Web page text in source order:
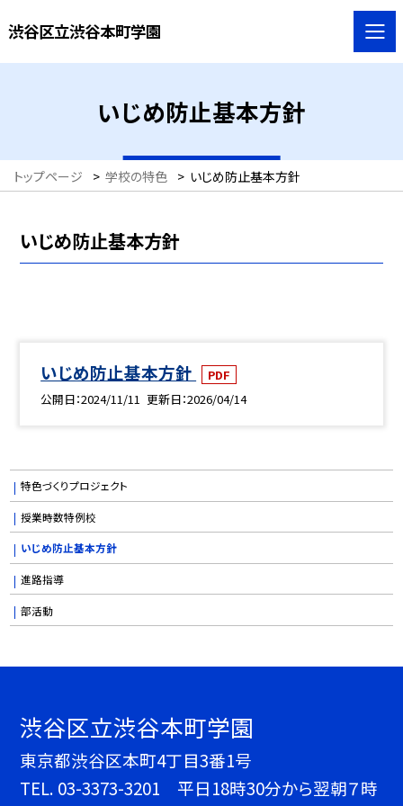
渋谷区立渋谷本町学園
いじめ防止基本方針
トップページ > 学校の特色 > いじめ防止基本方針
いじめ防止基本方針
いじめ防止基本方針
PDF
公開日 2024/11/11 更新日 2026/04/14
特色づくりプロジェクト
授業時数特例校
いじめ防止基本方針
進路指導
部活動
渋谷区立渋谷本町学園
東京都渋谷区本町4丁目3番1号
TEL. 03-3373-3201 平日18時30分から翌朝７時